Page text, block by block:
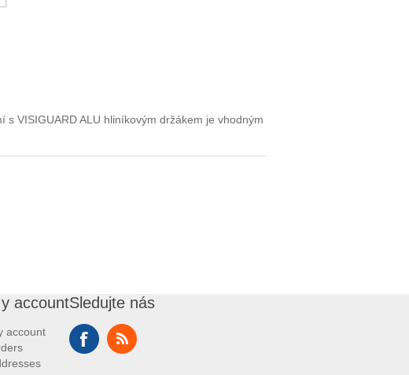
VISIGUARD ALU hliníkovým držákem je vhodným
account
account
Sledujte nás